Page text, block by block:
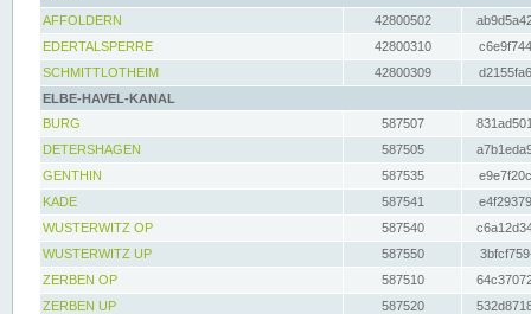
AFFOLDERN
42800502
EDERTALSPERRE
42800310
SCHMITTLOTHEIM
42800309
ELBE-HAVEL-KANAL
BURG
587507
DETERSHAGEN
587505
GENTHIN
587535
KADE
587541
WUSTERWITZ OP
587540
WUSTERWITZ UP
587550
ZERBEN OP
587510
ZERBEN UP
587520